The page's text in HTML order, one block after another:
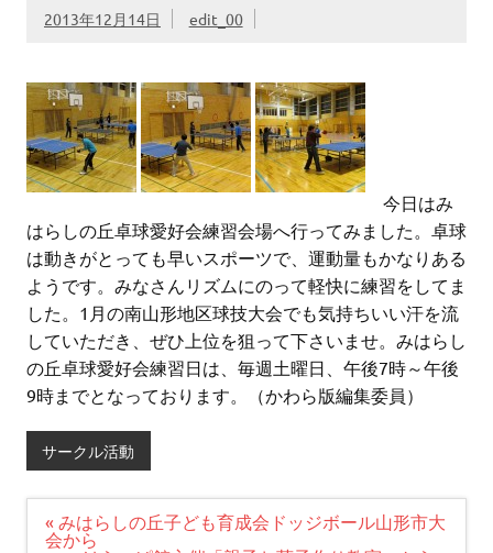
2013年12月14日 edit_00
今日はみ
はらしの丘卓球愛好会練習会場へ行ってみました。卓球
は動きがとっても早いスポーツで、運動量もかなりある
ようです。みなさんリズムにのって軽快に練習をしてま
した。1月の南山形地区球技大会でも気持ちいい汗を流
していただき、ぜひ上位を狙って下さいませ。みはらし
の丘卓球愛好会練習日は、毎週土曜日、午後7時～午後
9時までとなっております。（かわら版編集委員）
サークル活動
投
稿
« みはらしの丘子ども育成会ドッジボール山形市大
会から